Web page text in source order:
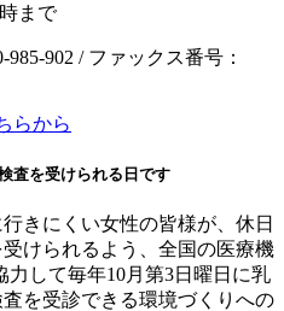
まで
902 / ファックス番号：
らから
査を受けられる日です
きにくい女性の皆様が、休日
けられるよう、全国の医療機
力して毎年10月第3日曜日に乳
を受診できる環境づくりへの